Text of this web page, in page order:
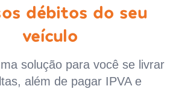
débitos do seu
veículo
solução para você se livrar
além de pagar IPVA e